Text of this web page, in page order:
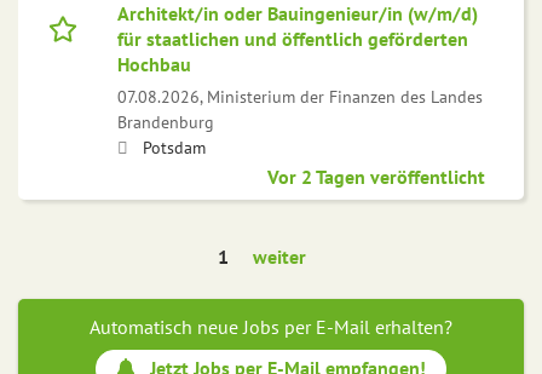
Architekt/in oder Bauingenieur/in (w/m/d)
für staatlichen und öffentlich geförderten
Hochbau
07.08.2026, Ministerium der Finanzen des Landes
Brandenburg
Potsdam
Vor 2 Tagen veröffentlicht
1 weiter
Automatisch neue Jobs per E-Mail erhalten?
Jetzt Jobs per E-Mail empfangen!